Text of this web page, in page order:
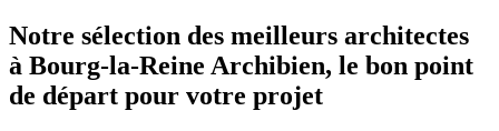
Notre sélection des meilleurs architectes
à Bourg-la-Reine Archibien, le bon point
de départ pour votre projet